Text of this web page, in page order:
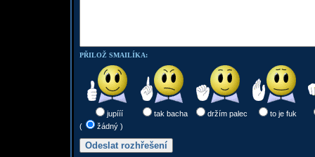
PŘILOŽ SMAILÍKA:
jupííí tak bacha držím palec
to je fuk
(
žádný )